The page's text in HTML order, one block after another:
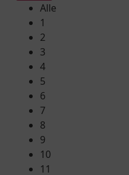
Alle
1
2
3
4
5
6
7
8
9
10
11